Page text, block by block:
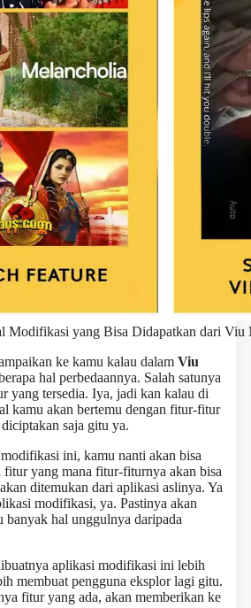
Modifikasi yang Bisa Didapatkan dari Viu
ke kamu kalau dalam Viu
hal perbedaannya. Salah satunya
yang tersedia. Iya, jadi kan kalau di
kamu akan bertemu dengan fitur-fitur
saja gitu ya.
ini, kamu nanti akan bisa
fitur yang mana fitur-fiturnya akan bisa
ditemukan dari aplikasi aslinya. Ya
modifikasi, ya. Pastinya akan
banyak hal unggulnya daripada
aplikasi modifikasi ini lebih
membuat pengguna eksplor lagi gitu.
fitur yang ada, akan memberikan ke